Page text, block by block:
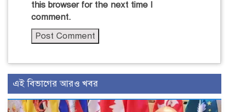
this browser for the next time I
comment.
এই বিভাগের আরও খবর